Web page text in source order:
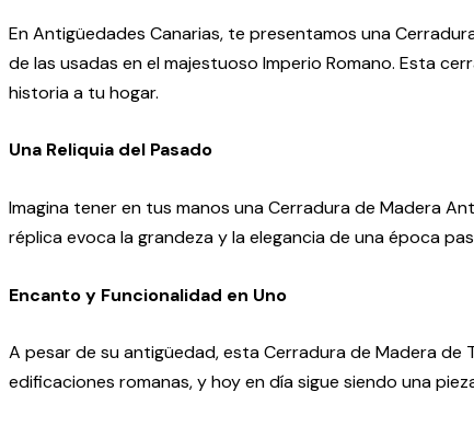
En Antigüedades Canarias, te presentamos una
de las usadas en el majestuoso Imperio Romano. Esta
historia a tu hogar.
Una Reliquia del Pasado
Imagina tener en tus manos una Cerradura de Madera
réplica evoca la grandeza y la elegancia de una época
Encanto y Funcionalidad en Uno
A pesar de su antigüedad, esta Cerradura de Madera
edificaciones romanas, y hoy en día sigue siendo una